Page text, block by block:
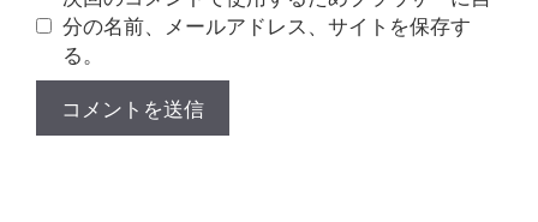
分の名前、メールアドレス、サイトを保存す
る。